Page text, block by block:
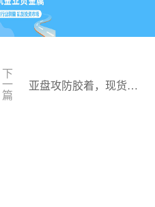
下
一
篇
亚盘攻防胶着，现货黄